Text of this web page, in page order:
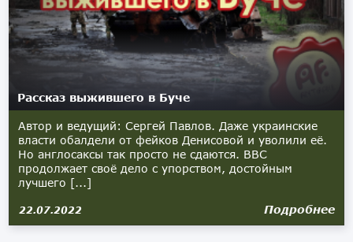
Рассказ выжившего в Буче
Автор и ведущий: Сергей Павлов. Даже украинские
власти обалдели от фейков Денисовой и уволили её.
Но англосаксы так просто не сдаются. BBC
продолжает своё дело с упорством, достойным
лучшего [...]
22.07.2022 Подробнее